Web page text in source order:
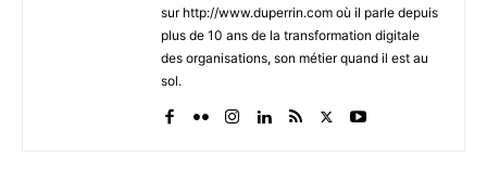
sur http://www.duperrin.com où il parle depuis
plus de 10 ans de la transformation digitale
des organisations, son métier quand il est au
sol.